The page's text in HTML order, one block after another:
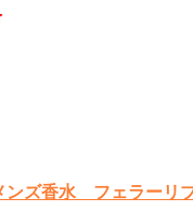
ンズ香水 フェラーリ